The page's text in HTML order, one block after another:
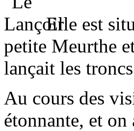
Elle est
petite Meurthe
lançait les
Au cours des
étonnante, et on